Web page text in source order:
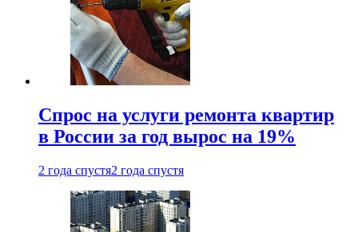
Спрос на услуги ремонта квартир
в России за год вырос на 19%
2 года спустя2 года спустя